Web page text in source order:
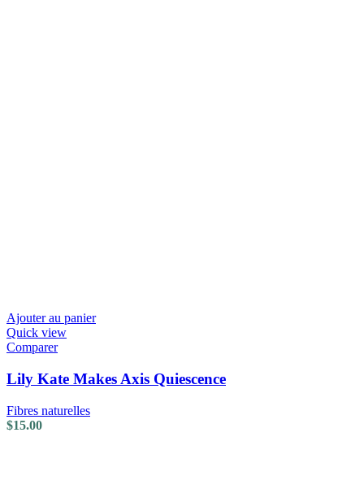
Ajouter au panier
Quick view
Comparer
Lily Kate Makes Axis Quiescence
Fibres naturelles
$15.00